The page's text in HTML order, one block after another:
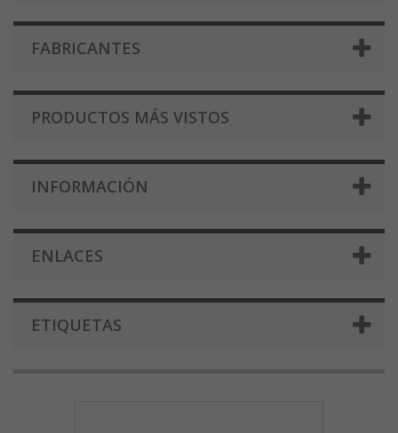
FABRICANTES
PRODUCTOS MÁS VISTOS
INFORMACIÓN
ENLACES
ETIQUETAS